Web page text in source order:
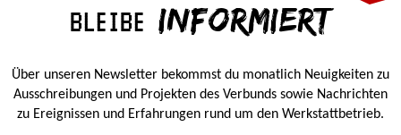
BLEIBE INFORMIERT
Über unseren Newsletter bekommst du monatlich Neuigkeiten zu
Ausschreibungen und Projekten des Verbunds sowie Nachrichten
zu Ereignissen und Erfahrungen rund um den Werkstattbetrieb.